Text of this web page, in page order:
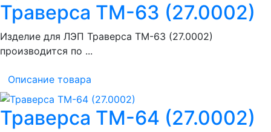
Траверса ТМ-63 (27.0002)
Изделие для ЛЭП Траверса ТМ-63 (27.0002)
производится по ...
Описание товара
Траверса ТМ-64 (27.0002)